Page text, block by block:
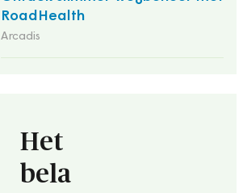
RoadHealth
Arcadis
Het
bela